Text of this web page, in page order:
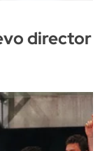
director